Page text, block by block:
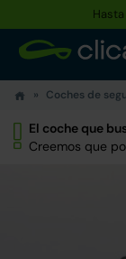
Coches de
El coche que
Creemos que